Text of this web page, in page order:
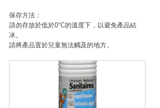
保存方法：
請勿存放於低於0°C的溫度下，以避免產品結
冰。
請將產品置於兒童無法觸及的地方。